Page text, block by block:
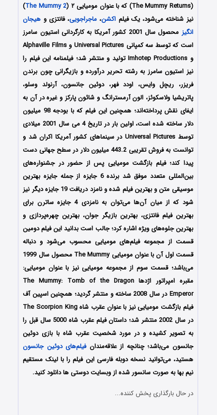
(The Mummy Returns) که با عنوان مومیایی ۲ (
The Mummy 2
)
نیز شناخته می‌شود، یک فیلم اکشن، ماجراجویی، فانتزی و هیجان
انگیز
محصول سال 2001 کشور آمریکا به کارگردانی استیون سامرز
است که توسط سه کمپانی Universal Pictures و Alphaville Films
و Imhotep Productions تولید و منتشر شد؛ فیلمنامه این فیلم را
نیز استیون سامرز به رشته تحریر درآورده و بازیگرانی چون برندن
فریزر، ریچل وایس، اودد فهر، دوئین جانسون، آرنولد وسلو،
پاتریشیا ولاسکوئز، الون آرمسترانگ و شائون پارکز و غیره در آن به
ایفای نقش پرداخته‌اند؛ همچنین این فیلم که با بودجه 98 میلیون
دلار ساخته شده است، اولین بار در تاریخ 4 می سال 2001 میلادی
توسط Universal Pictures در سینماهای کشور آمریکا اکران شد و
توانست به فروش تقریبی 443.2 میلیون دلار در سطح جهانی دست
پیدا کند؛ فیلم بازگشت مومیایی پس از حضور در جشنواره‌های
بین‌المللی متعدد موفق شد برنده 6 جایزه از جمله جایزه بهترین
موسیقی متن و بهترین فیلم شده و نامزد دریافت 19 جایزه دیگر نیز
شود که از میان آن‌ها می‌توان به نامزدی 4 جایزه ساترن برای
بهترین فیلم فانتزی، بهترین بازیگر جوان، بهترین چهره‌پردازی و
بهترین جلوه‌های ویژه اشاره کرد؛ جالب است بدانید این فیلم دومین
قسمت از مجموعه فیلم‌های مومیایی محسوب می‌شود و دنباله
قسمت اول آن با عنوان مومیایی The Mummy محصول سال 1999
می‌باشد؛ قسمت سوم از مجموعه مومیایی نیز با عنوان مومیایی:
مقبره امپراتور اژدها The Mummy: Tomb of the Dragon
Emperor در سال 2008 ساخته و منتشر گردید؛ همچنین اسپین آف
فیلم بازگشت مومیایی نیز با عنوان عقرب شاه The Scorpion King
در سال 2002 منتشر شد؛ داستان فیلم عقرب شاه 5000 سال قبل را
به تصویر کشیده و در مورد شخصیت عقرب شاه با بازی دوئین
جانسون می‌باشد؛ چنانچه از علاقه‌مندانفیلم‌های دوئین جانسون
هستید، می‌توانید نسخه دوبله فارسی این فیلم را با لینک مستقیم
نیم بها به صورت سانسور شده از وبسایت دوستی ها دانلود کنید.
در حال بارگذاری پخش کننده...